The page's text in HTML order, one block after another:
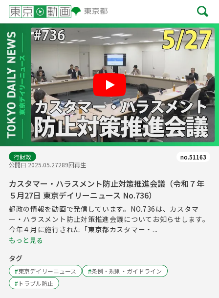
Play
行財政
公開日 2025.05.27289回再生
no.51163
カスタマー・ハラスメント防止対策推進会議（令和７年
５月27日 東京デイリーニュース No.736）
都政の情報を動画で発信しています。NO.736は、カスタマ
ー・ハラスメント防止対策推進会議についてお知らせします。
今年４月に施行された「東京都カスタマー・...
もっと見る
タグ
#東京デイリーニュース #条例・規則・ガイドライン
#トラブル防止